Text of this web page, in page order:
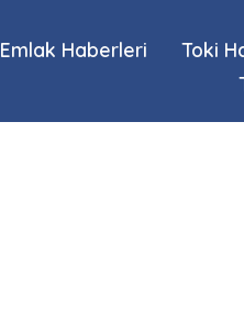
Emlak Haberleri Toki